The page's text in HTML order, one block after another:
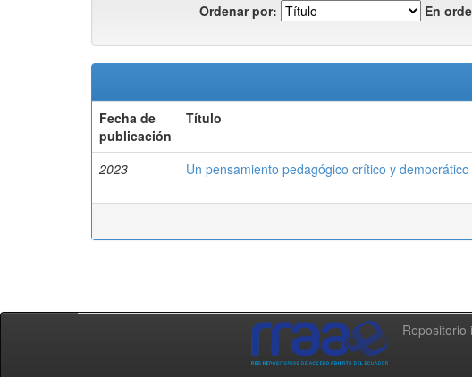
Ordenar por: En
Fecha de
publicación
Título
2023 Un pensamiento pedagógico crítico y democrático
Repositorio